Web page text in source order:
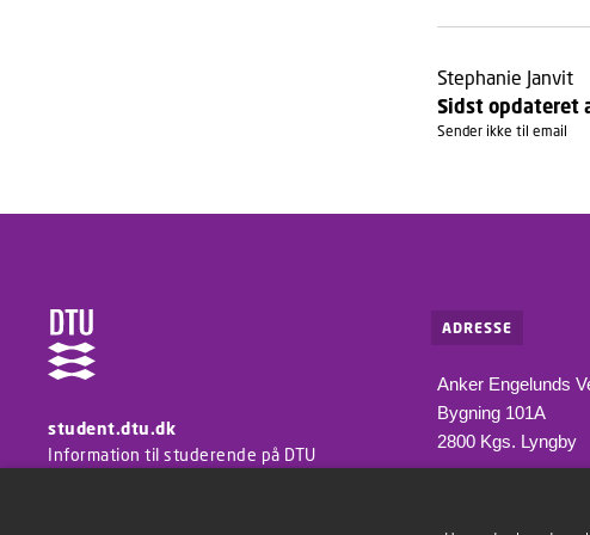
Stephanie Janvit
Sidst opdateret
Sender ikke til email
student.dtu.dk
Information til studerende på DTU
ADRESSE
Anker Engelunds
Bygning 101A
2800 Kgs. Lyngby